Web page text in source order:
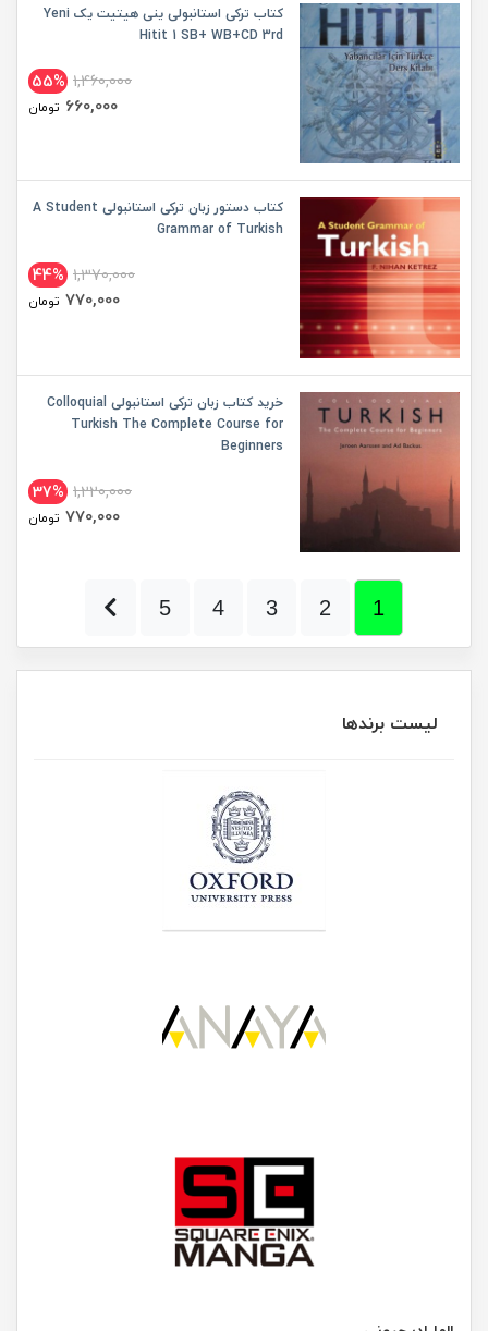
کتاب ترکی استانبولی ینی هیتیت یک Yeni
Hitit 1 SB+ WB+CD 3rd
55% 1,460,000
660,000 تومان
کتاب دستور زبان ترکی استانبولی A Student
Grammar of Turkish
44% 1,370,000
770,000 تومان
خرید کتاب زبان ترکی استانبولی Colloquial
Turkish The Complete Course for
Beginners
37% 1,220,000
770,000 تومان
1
2
3
4
5
لیست برندها